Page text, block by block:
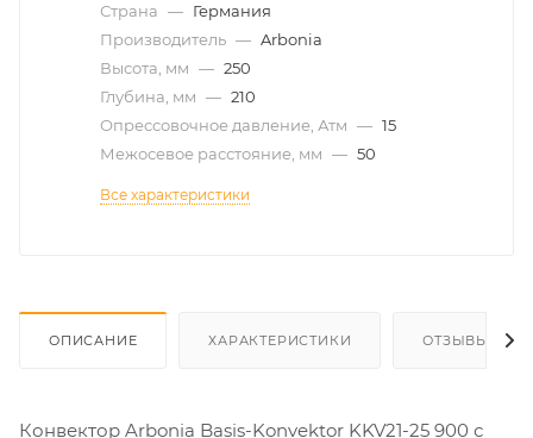
Страна — Германия
Производитель — Arbonia
Высота, мм — 250
Глубина, мм — 210
Опрессовочное давление, Атм — 15
Межосевое расстояние, мм — 50
Все характеристики
ОПИСАНИЕ ХАРАКТЕРИСТИКИ ОТЗЫВЫ
Конвектор Arbonia Basis-Konvektor KKV21-25 900 с